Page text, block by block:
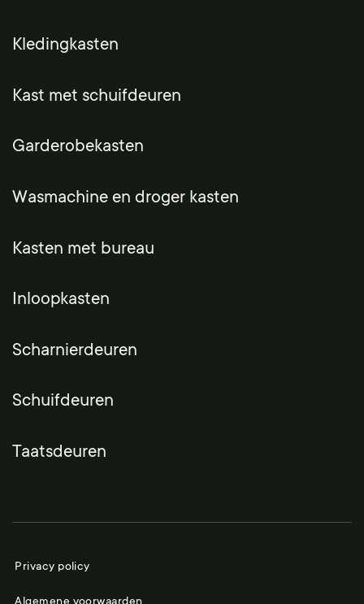
Kledingkasten
Kast met schuifdeuren
Garderobekasten
Wasmachine en droger kasten
Kasten met bureau
Inloopkasten
Scharnierdeuren
Schuifdeuren
Taatsdeuren
Privacy policy